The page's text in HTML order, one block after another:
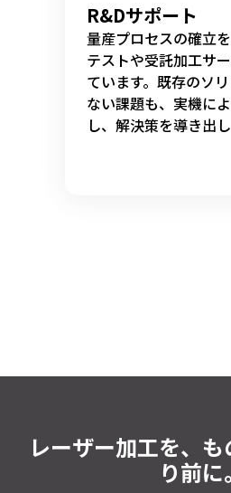
R&Dサポート
量産プロセスの確立
テストや受託加工サ
ています。既存のソ
ない課題も、実機に
し、解決策を導き出し
レーザー加工を、
り前に。